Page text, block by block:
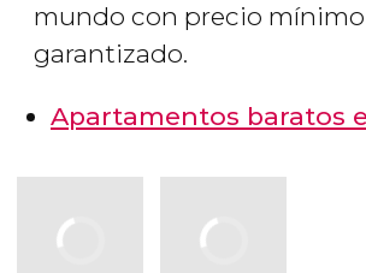
mundo con precio mínimo
garantizado.
Apartamentos baratos